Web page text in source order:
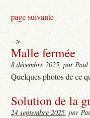
page suivante
-->
Malle fermée
8 décembre 2025, par
Quelques photos de ce
Solution de la
24 septembre 2025, par